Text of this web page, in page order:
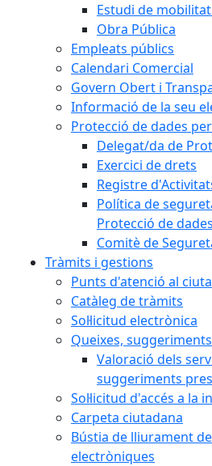
Estudi de
Obra Pública
Empleats públics
Calendari Comercial
Govern Obert i
Informació de la seu
Protecció de dades
Delegat/da de
Exercici de drets
Registre
Política de
Protecció de dades
Comitè de
Tràmits i gestions
Punts d'atenció al
Catàleg de tràmits
Sol·licitud electrònica
Queixes,
Valoració dels
suggeriments
Sol·licitud d'accés a la
Carpeta ciutadana
Bústia de lliurament
electròniques